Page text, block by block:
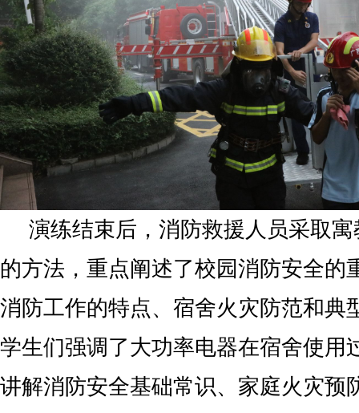
演练结束后，消防救援人员采取
的方法，重点阐述了校园消防安全的
消防工作的特点、宿舍火灾防范和典
学生们强调了大功率电器在宿舍使用
讲解消防安全基础常识、家庭火灾预